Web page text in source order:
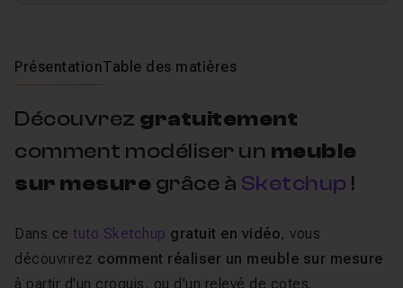
PrésentationTable des matières
Découvrez gratuitement
comment modéliser un meuble
sur mesure grâce à Sketchup !
Dans ce tuto Sketchup gratuit en vidéo, vous
découvrirez comment réaliser un meuble sur mesure
à partir d'un croquis, ou d'un relevé de cotes.